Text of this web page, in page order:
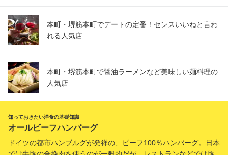
本町・堺筋本町でデートの定番！センスいいねと言わ
れる人気店
本町・堺筋本町で醤油ラーメンなど美味しい麺料理の
人気店
知っておきたい洋食の基礎知識
オールビーフハンバーグ
ドイツの都市ハンブルグが発祥の、ビーフ100％ハンバーグ。日本